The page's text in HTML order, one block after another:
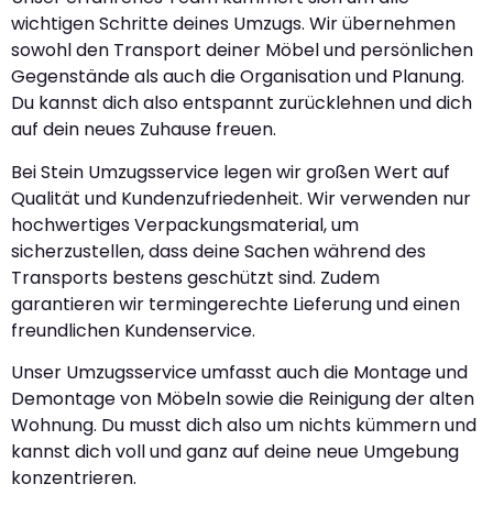
wichtigen Schritte deines Umzugs. Wir übernehmen
sowohl den Transport deiner Möbel und persönlichen
Gegenstände als auch die Organisation und Planung.
Du kannst dich also entspannt zurücklehnen und dich
auf dein neues Zuhause freuen.
Bei Stein Umzugsservice legen wir großen Wert auf
Qualität und Kundenzufriedenheit. Wir verwenden nur
hochwertiges Verpackungsmaterial, um
sicherzustellen, dass deine Sachen während des
Transports bestens geschützt sind. Zudem
garantieren wir termingerechte Lieferung und einen
freundlichen Kundenservice.
Unser Umzugsservice umfasst auch die Montage und
Demontage von Möbeln sowie die Reinigung der alten
Wohnung. Du musst dich also um nichts kümmern und
kannst dich voll und ganz auf deine neue Umgebung
konzentrieren.